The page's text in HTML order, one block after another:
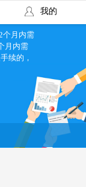
我的
个月内需
月内需
续的，